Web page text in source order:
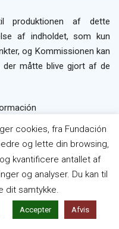
produktionen af dette
af indholdet, som kun
og Kommissionen kan
der måtte blive gjort af de
Formación
cookies, fra Fundación
og lette din browsing,
kvantificere antallet af
og analyser. Du kan til
dit samtykke.
Accepter Afvis